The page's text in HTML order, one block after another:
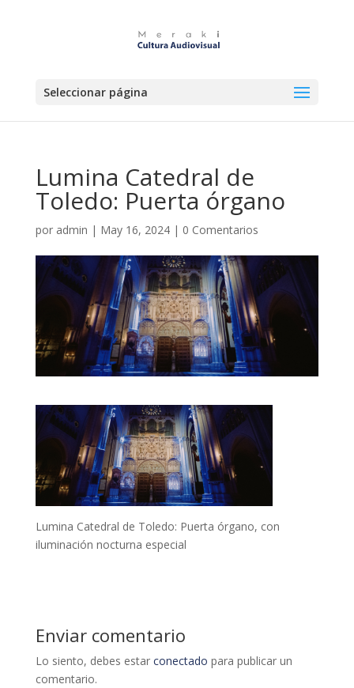
Seleccionar página
Lumina Catedral de
Toledo: Puerta órgano
por admin | May 16, 2024| 0 Comentarios
Lumina Catedral de Toledo: Puerta órgano, con
iluminación nocturna especial
Enviar comentario
Lo siento, debes estar conectado para publicar un
comentario.